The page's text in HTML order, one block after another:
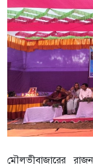
মৌলভীবাজারের